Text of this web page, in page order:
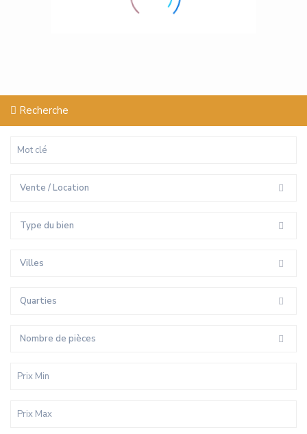
Recherche
Vente / Location
Type du bien
Villes
Quarties
Nombre de pièces